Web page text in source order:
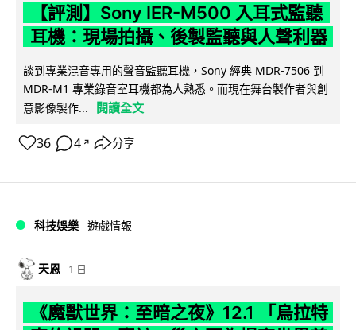
【評測】Sony IER-M500 入耳式監聽
耳機：現場拍攝、後製監聽與人聲利器
談到專業混音專用的聲音監聽耳機，Sony 經典 MDR-7506 到
MDR-M1 專業錄音室耳機都為人熟悉。而現在舞台製作者與創
意影像製作...
閱讀全文
36 4 ↗ 分享
科技娛樂 遊戲情報
天恩 1 日
《魔獸世界：至暗之夜》12.1 「烏拉特